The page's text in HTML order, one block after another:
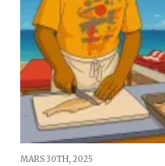
MARS 30TH, 2025